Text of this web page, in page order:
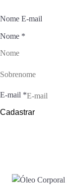
Nome E-mail
Nome *
E-mail *
Cadastrar